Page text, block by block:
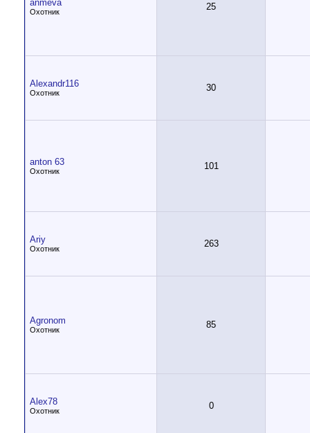
anmeva
Охотник 25
Alexandr116
Охотник 30
anton 63
Охотник 101
Ariy
Охотник 263
Agronom
Охотник 85
Alex78
Охотник 0